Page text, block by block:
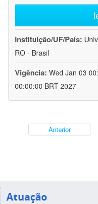
Instituição/UF/País:
RO - Brasil
Vigência: Wed Jan 03
00:00:00 BRT 2027
Anterior
Atuação